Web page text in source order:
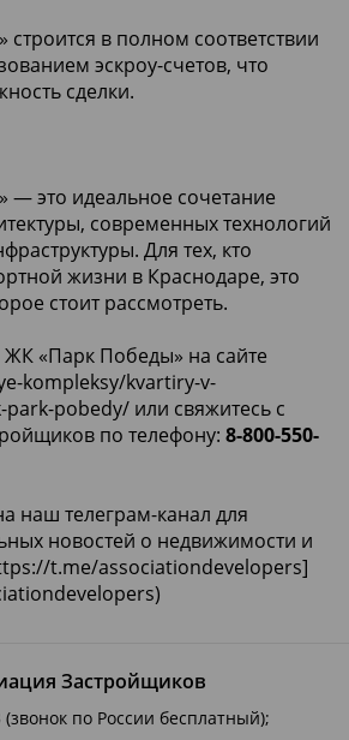
в полном соответствии
эскроу-счетов, что
сделки.
это идеальное сочетание
современных технологий
Для тех, кто
жизни в Краснодаре, это
стоит рассмотреть.
«Парк Победы» на сайте
kompleksy/kvartiry-v-
park-pobedy/ или свяжитесь с
по телефону: 8-800-550-
наш телеграм-канал для
новостей о недвижимости и
t.me/associationdevelopers]
Застройщиков
(звонок по России бесплатный);